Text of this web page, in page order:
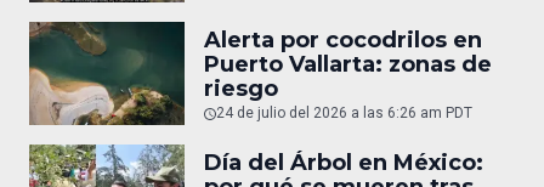
Alerta por cocodrilos en
Puerto Vallarta: zonas de
riesgo
24 de julio del 2026 a las 6:26 am PDT
Día del Árbol en México: